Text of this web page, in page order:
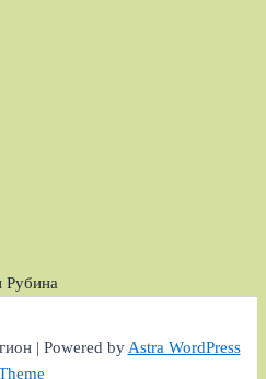
Рубина
| Powered byAstra WordPress